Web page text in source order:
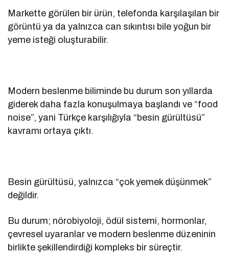
Markette görülen bir ürün, telefonda karşılaşılan bir
görüntü ya da yalnızca can sıkıntısı bile yoğun bir
yeme isteği oluşturabilir.
Modern beslenme biliminde bu durum son yıllarda
giderek daha fazla konuşulmaya başlandı ve “food
noise”, yani Türkçe karşılığıyla “besin gürültüsü”
kavramı ortaya çıktı.
Besin gürültüsü, yalnızca “çok yemek düşünmek”
değildir.
Bu durum; nörobiyoloji, ödül sistemi, hormonlar,
çevresel uyaranlar ve modern beslenme düzeninin
birlikte şekillendirdiği kompleks bir süreçtir.